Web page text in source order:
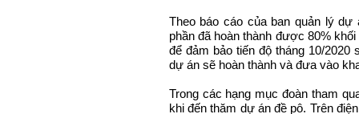
Theo báo cáo của ban quản lý
phần đã hoàn thành được 80%
để đảm bảo tiến độ tháng 10/
dự án sẽ hoàn thành và đưa vào
Trong các hạng mục đoàn tham
khi đến thăm dự án đề pô. Trên